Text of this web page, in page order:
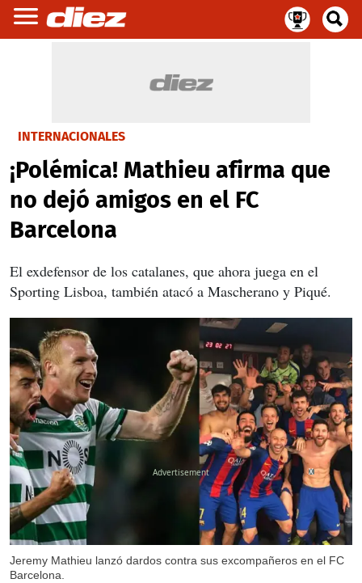
INTERNACIONALES
¡Polémica! Mathieu afirma que
no dejó amigos en el FC
Barcelona
El exdefensor de los catalanes, que ahora juega en el
Sporting Lisboa, también atacó a Mascherano y Piqué.
Jeremy Mathieu lanzó dardos contra sus excompañeros en el FC
Barcelona.
X